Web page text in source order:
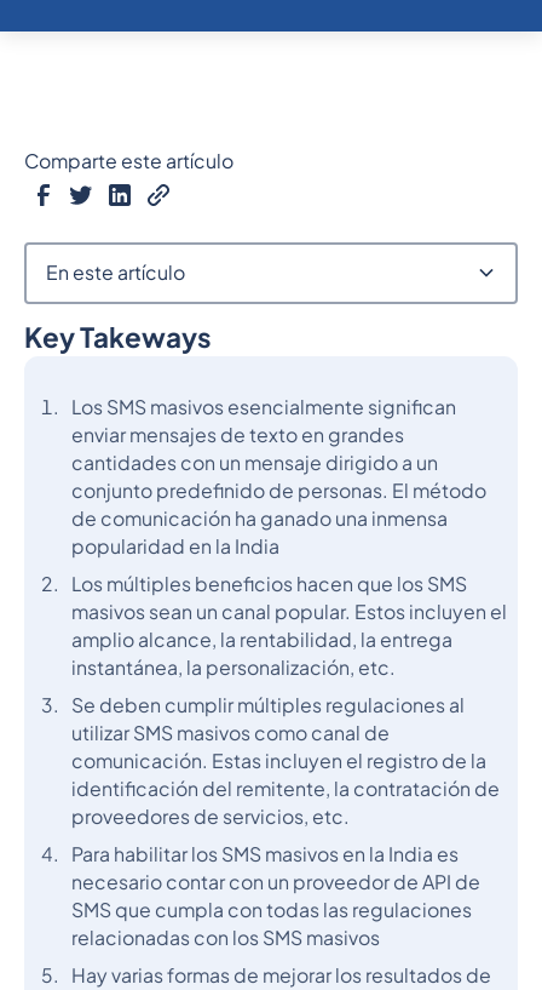
Key Takeways
Los SMS masivos esencialmente significan
enviar mensajes de texto en grandes
cantidades con un mensaje dirigido a un
conjunto predefinido de personas. El método
de comunicación ha ganado una inmensa
popularidad en la India
Los múltiples beneficios hacen que los SMS
masivos sean un canal popular. Estos incluyen el
amplio alcance, la rentabilidad, la entrega
instantánea, la personalización, etc.
Se deben cumplir múltiples regulaciones al
utilizar SMS masivos como canal de
comunicación. Estas incluyen el registro de la
identificación del remitente, la contratación de
proveedores de servicios, etc.
Para habilitar los SMS masivos en la India es
necesario contar con un proveedor de API de
SMS que cumpla con todas las regulaciones
relacionadas con los SMS masivos
Hay varias formas de mejorar los resultados de
Comparte este artículo
En este artículo
Epígrafe 2